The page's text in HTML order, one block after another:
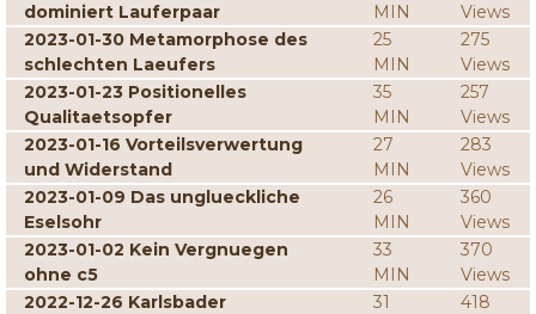
dominiert Lauferpaar
MIN
Views
2023-01-30 Metamorphose des
schlechten Laeufers
25
MIN
275
Views
2023-01-23 Positionelles
Qualitaetsopfer
35
MIN
257
Views
2023-01-16 Vorteilsverwertung
und Widerstand
27
MIN
283
Views
2023-01-09 Das unglueckliche
Eselsohr
26
MIN
360
Views
2023-01-02 Kein Vergnuegen
ohne c5
33
MIN
370
Views
2022-12-26 Karlsbader
31
418